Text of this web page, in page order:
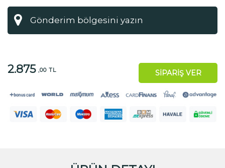
2.875 ,00 TL SİPARİŞ VER